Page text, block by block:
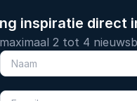
inspiratie direct
2 tot 4